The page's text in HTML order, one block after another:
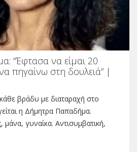
“Έφτασα να είμαι 20
πηγαίνω στη δουλειά” |
βράδυ με διαταραχή στο
η Δήμητρα Παπαδήμα.
γυναίκα. Αντισυμβατική,